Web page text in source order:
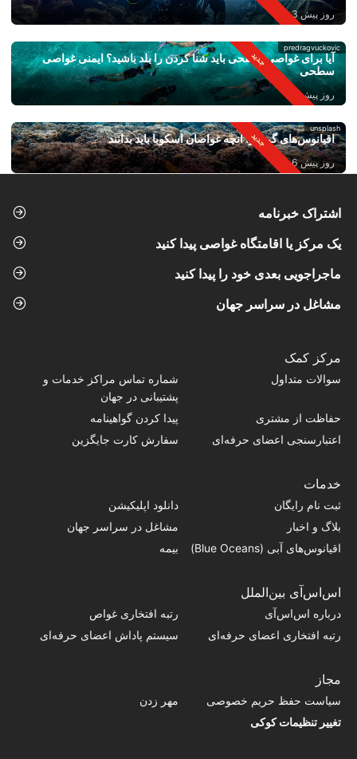
روز پیش 3
predragvuckovic
آیا برای غواصی سطحی باید شنا کردن را بلد باشید؟ ایمنی غواصی
سطحی
روز پیش 4
unsplash
اقیانوس‌های گرم‌تر: آنچه غواصان اسکوبا باید بدانند
روز پیش 6
اشتراک خبرنامه
یک مرکز یا اقامتگاه غواصی پیدا کنید
ماجراجویی بعدی خود را پیدا کنید
مشاغل در سراسر جهان
مرکز کمک
سوالات متداول
شماره تماس‌ مراکز خدمات و
پشتیبانی در جهان
حفاظت از مشتری
پیدا کردن گواهینامه
اعتبارسنجی اعضای حرفه‌ای
سفارش کارت جایگزین
خدمات
ثبت نام رایگان
دانلود اپلیکیشن
بلاگ و اخبار
مشاغل در سراسر جهان
اقیانوس‌های آبی (Blue Oceans)
بیمه
اس‌اس‌آی بین‌الملل
درباره اس‌اس‌آی
رتبه افتخاری غواص
رتبه افتخاری اعضای حرفه‌ای
سیستم پاداش اعضای حرفه‌ای
مجاز
سیاست حفظ حریم خصوصی
مهر زدن
تغییر تنظیمات کوکی